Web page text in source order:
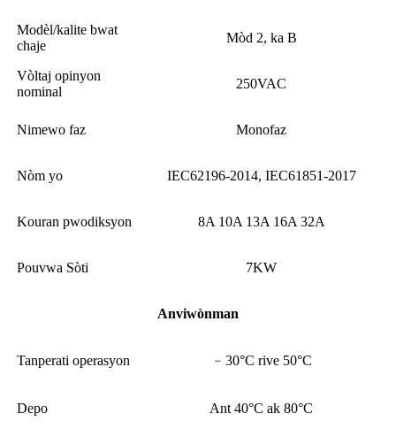
Modèl/kalite bwat
chaje
Mòd 2, ka B
Vòltaj opinyon
nominal
250VAC
Nimewo faz Monofaz
Nòm yo IEC62196-2014, IEC61851-2017
Kouran pwodiksyon 8A 10A 13A 16A 32A
Pouvwa Sòti 7KW
Anviwònman
Tanperati operasyon ﹣30°C rive 50°C
Depo Ant 40°C ak 80°C